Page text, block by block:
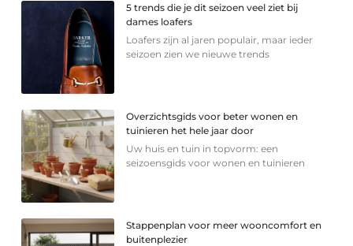
5 trends die je dit seizoen veel ziet bij
dames loafers
Loafers zijn al jaren populair, maar ieder
seizoen zien we nieuwe trends
Overzichtsgids voor beter wonen en
tuinieren het hele jaar door
Uw huis en tuin in topvorm: een
seizoensgids voor wonen en tuinieren
Stappenplan voor meer wooncomfort en
buitenplezier